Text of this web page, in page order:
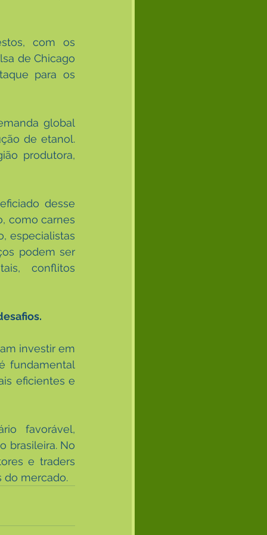
com os
de Chicago
para os
global
de etanol.
produtora,
desse
como carnes
especialistas
podem ser
conflitos
investir em
fundamental
eficientes e
favorável,
brasileira. No
e traders
do mercado.